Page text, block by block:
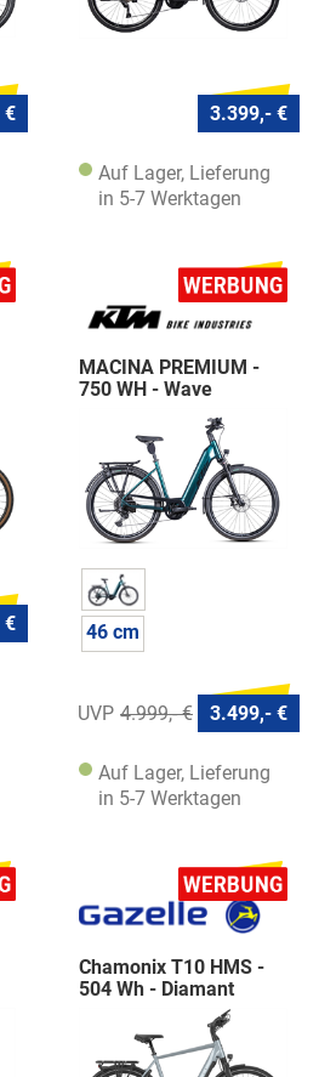
€ 3.399,- €
Auf Lager, Lieferung
in 5-7 Werktagen
€
MACINA PREMIUM -
750 WH - Wave
46 cm
4.999,- € 3.499,- €
Auf Lager, Lieferung
in 5-7 Werktagen
Chamonix T10 HMS -
504 Wh - Diamant